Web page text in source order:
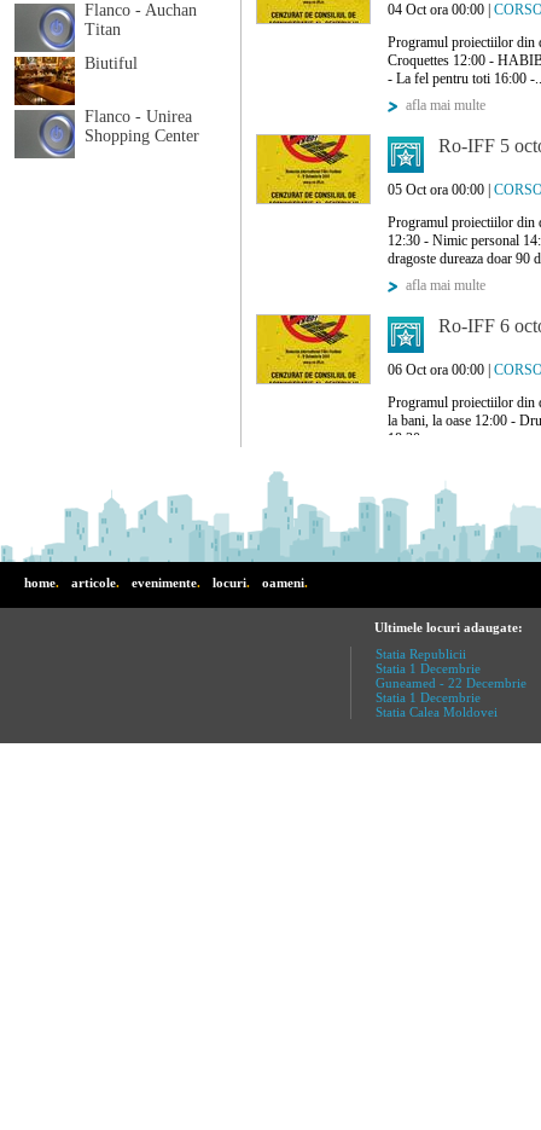
Flanco - Auchan
Titan
Biutiful
Flanco - Unirea
Shopping Center
04 Oct ora 00:00 |
Programul proiectiilor
Croquettes 12:00 -
- La fel pentru toti 16:00 -..
afla mai multe
Ro-IFF 5
05 Oct ora 00:00 |
Programul proiectiilor din
12:30 - Nimic personal
dragoste dureaza doar 90
afla mai multe
Ro-IFF 6
06 Oct ora 00:00 |
Programul proiectiilor din
la bani, la oase 12:00 -
18:30 -..
Ro-IFF 7
07 Oct ora 00:00 |
18:00 - Intr-o lume mai
afla mai multe
Ro-IFF 8
home. articole. evenimente. locuri. oameni.
Ultimele locuri adaugate:
Statia Republicii
Statia 1 Decembrie
Guneamed - 22 Decembrie
Statia 1 Decembrie
Statia Calea Moldovei